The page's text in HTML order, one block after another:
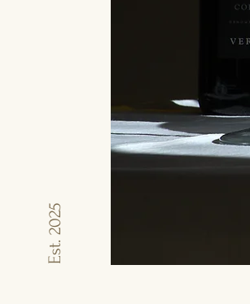
Est. 2025